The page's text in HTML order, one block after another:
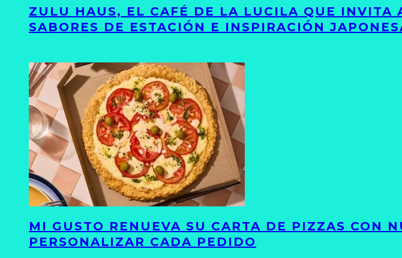
ZULU HAUS, EL CAFÉ DE LA LUCILA QUE INVITA
SABORES DE ESTACIÓN E INSPIRACIÓN
MI GUSTO RENUEVA SU CARTA DE PIZZAS CON
PERSONALIZAR CADA PEDIDO